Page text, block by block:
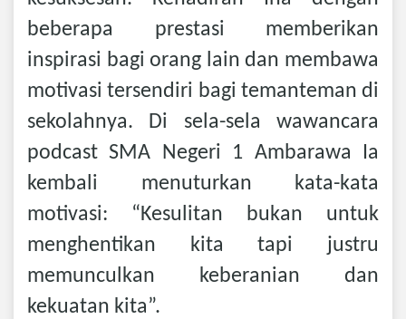
beberapa prestasi memberikan
inspirasi bagi orang lain dan membawa
motivasi tersendiri bagi temanteman di
sekolahnya. Di sela-sela wawancara
podcast SMA Negeri 1 Ambarawa Ia
kembali menuturkan kata-kata
motivasi: “Kesulitan bukan untuk
menghentikan kita tapi justru
memunculkan keberanian dan
kekuatan kita”.